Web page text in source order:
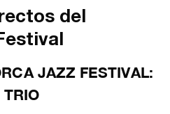
del
JAZZ FESTIVAL: